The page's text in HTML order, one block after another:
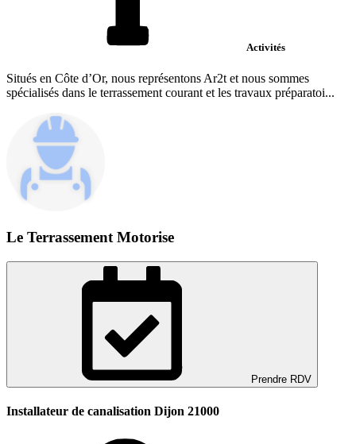
Activités
Situés en Côte d’Or, nous représentons Ar2t et nous sommes
spécialisés dans le terrassement courant et les travaux préparatoi...
Le Terrassement Motorise
Prendre RDV
Installateur de canalisation Dijon 21000